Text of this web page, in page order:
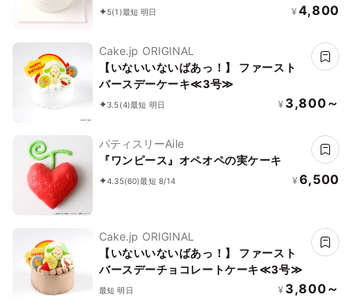
非対応：原材料の一部に、小麦・卵・乳
5(1)最短 明日 ¥ 4,800
Cake.jp ORIGINAL
【いないいないばあっ！】 ファースト
バースデーケーキ≪3号≫
3.5(4)最短 明日 ¥ 3,800～
パティスリーAile
『ワンピース』オペオペの実ケーキ
4.35(60)最短 8/14 ¥ 6,500
Cake.jp ORIGINAL
【いないいないばあっ！】 ファースト
バースデーチョコレートケーキ≪3号≫
最短 明日 ¥ 3,800～